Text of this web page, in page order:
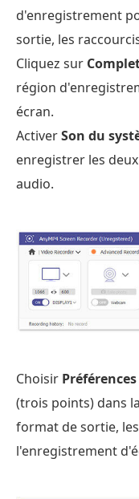
d'enregistrement
sortie, les
Cliquez sur
région
écran.
ActiverSon du
enregistrer les
audio.
Choisir Préférences
(trois points) dans
format de sortie,
l'enregistrement